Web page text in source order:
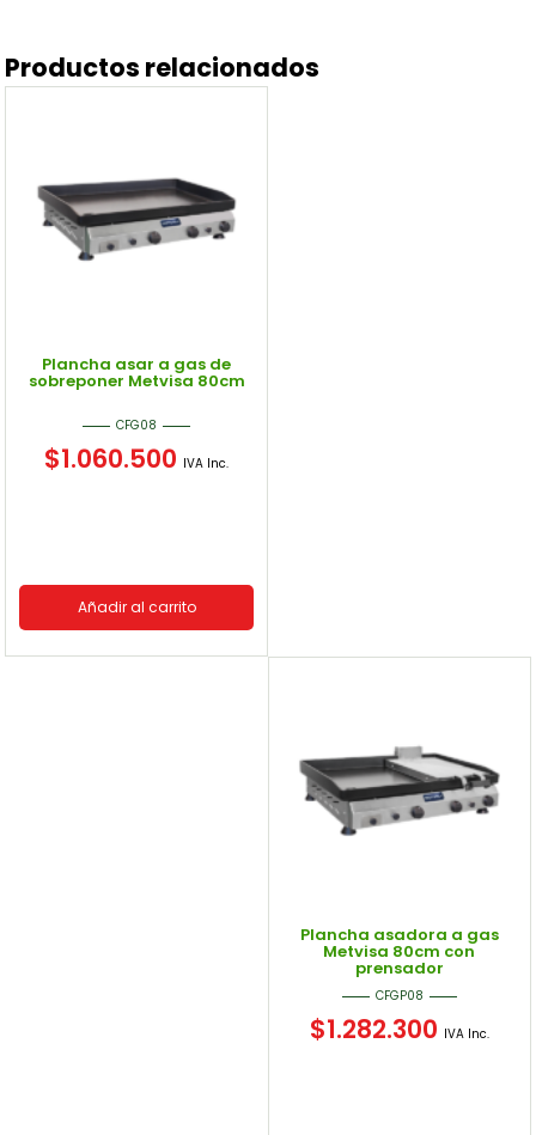
Productos relacionados
Plancha asar a gas de
sobreponer Metvisa 80cm
CFG08
$1.060.500 IVA Inc.
Añadir al carrito
Plancha asadora a gas
Metvisa 80cm con
prensador
CFGP08
$1.282.300 IVA Inc.